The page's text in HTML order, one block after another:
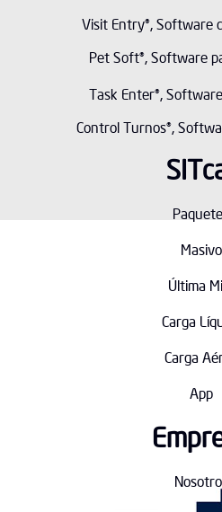
Visit Entry®, Software
Pet Soft®, Software
Task Enter®,
Control Turnos®,
Masivo
Última
Carga
Carga
App